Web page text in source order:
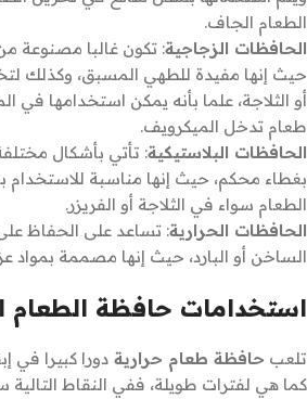
الطعام الجاف.
الحافظات الزجاجية: تكون غالبا مصنوعة من
حيث إنها مفيدة للطهي المسبق، وكذلك
أو الثلاجة، علما بأنه يمكن استخدامها
طعام تدخل الميكرويف.
الحافظات البلاستيكية: تأتي بأشكال
بغطاء محكم، حيث إنها مناسبة
الطعام سواء في الثلاجة أو الفريزر.
الحافظات الحرارية: تساعد على الحفاظ
الساخن أو البارد، حيث إنها مصممة بمواد
استخدامات حافظة الطعام
تلعب حافظة طعام حرارية دورا كبيرا في
كما هي لفترات طويلة، ففي النقاط